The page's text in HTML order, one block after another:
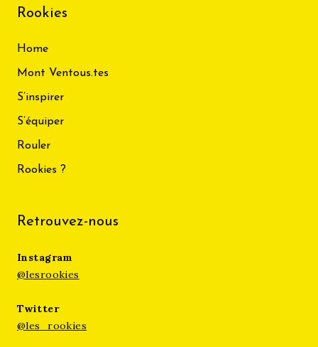
Rookies
Home
Mont Ventous.tes
S’inspirer
S’équiper
Rouler
Rookies ?
Retrouvez-nous
Instagram
@lesrookies
Twitter
@les_rookies